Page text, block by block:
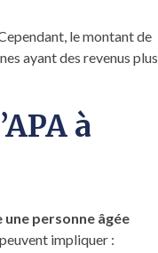
le montant de
ayant des revenus plus
à
une personne âgée
impliquer :